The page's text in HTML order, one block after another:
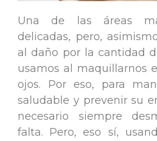
Una de las áreas
delicadas, pero,
al daño por la cantidad
usamos al maquillarnos
ojos. Por eso, para
saludable y prevenir su
necesario siempre
falta. Pero, eso sí,